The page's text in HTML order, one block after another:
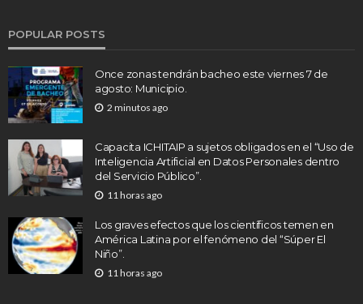
POPULAR POSTS
Once zonas tendrán bacheo este viernes 7 de
agosto: Municipio.
2 minutos ago
Capacita ICHITAIP a sujetos obligados en el “Uso de
Inteligencia Artificial en Datos Personales dentro
del Servicio Público”.
11 horas ago
Los graves efectos que los científicos temen en
América Latina por el fenómeno del “Súper El
Niño”.
11 horas ago